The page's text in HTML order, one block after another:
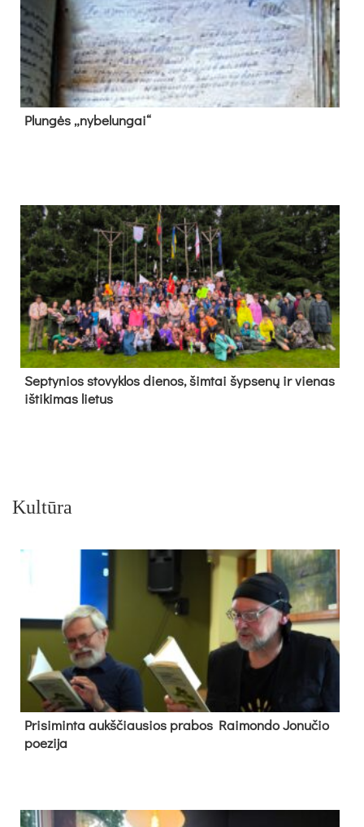
Plun­gės „ny­be­lun­gai“
Sep­ty­nios sto­vyk­los die­nos, šim­tai šyp­se­nų ir vie­nas
iš­ti­ki­mas lie­tus
Kultūra
Pri­si­min­ta aukš­čiau­sios pra­bos Rai­mon­do Jo­nu­čio
poe­zi­ja